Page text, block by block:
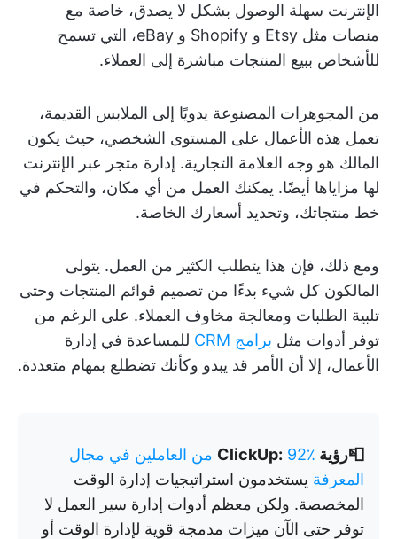
الإنترنت سهلة الوصول بشكل لا يصدق، خاصة مع
منصات مثل Etsy و Shopify و eBay، التي تسمح
للأشخاص ببيع المنتجات مباشرة إلى العملاء.
من المجوهرات المصنوعة يدويًا إلى الملابس القديمة،
تعمل هذه الأعمال على المستوى الشخصي، حيث يكون
المالك هو وجه العلامة التجارية. إدارة متجر عبر الإنترنت
لها مزاياها أيضًا. يمكنك العمل من أي مكان، والتحكم في
خط منتجاتك، وتحديد أسعارك الخاصة.
ومع ذلك، فإن هذا يتطلب الكثير من العمل. يتولى
المالكون كل شيء بدءًا من تصميم قوائم المنتجات وحتى
تلبية الطلبات ومعالجة مخاوف العملاء. على الرغم من
توفر أدوات مثل برامج CRM
للمساعدة في إدارة
الأعمال، إلا أن الأمر قد يبدو وكأنك تضطلع بمهام متعددة.
📮رؤية ClickUp:
92٪ من العاملين في مجال
المعرفة يستخدمون استراتيجيات إدارة الوقت
المخصصة. ولكن معظم أدوات إدارة سير العمل لا
توفر حتى الآن ميزات مدمجة قوية لإدارة الوقت أو